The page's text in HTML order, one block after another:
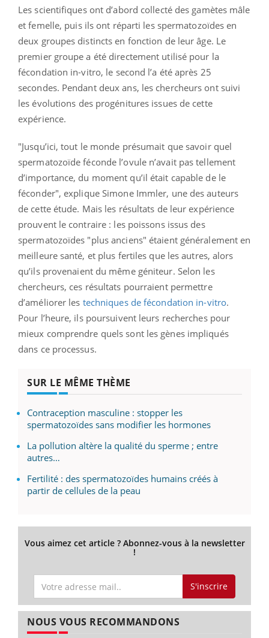
Les scientifiques ont d’abord collecté des gamètes mâle
et femelle, puis ils ont réparti les spermatozoïdes en
deux groupes distincts en fonction de leur âge. Le
premier groupe a été directement utilisé pour la
fécondation in-vitro, le second l’a été après 25
secondes. Pendant deux ans, les chercheurs ont suivi
les évolutions des progénitures issues de cette
expérience.
"Jusqu’ici, tout le monde présumait que savoir quel
spermatozoïde féconde l’ovule n’avait pas tellement
d’importance, du moment qu’il était capable de le
féconder", explique Simone Immler, une des auteurs
de cette étude. Mais les résultats de leur expérience
prouvent le contraire : les poissons issus des
spermatozoïdes "plus anciens" étaient généralement en
meilleure santé, et plus fertiles que les autres, alors
qu’ils provenaient du même géniteur. Selon les
chercheurs, ces résultats pourraient permettre
d’améliorer les techniques de fécondation in-vitro.
Pour l’heure, ils poursuivent leurs recherches pour
mieux comprendre quels sont les gènes impliqués
dans ce processus.
SUR LE MÊME THÈME
Contraception masculine : stopper les
spermatozoïdes sans modifier les hormones
La pollution altère la qualité du sperme ; entre
autres…
Fertilité : des spermatozoïdes humains créés à
partir de cellules de la peau
Vous aimez cet article ? Abonnez-vous à la newsletter
!
S'inscrire
NOUS VOUS RECOMMANDONS